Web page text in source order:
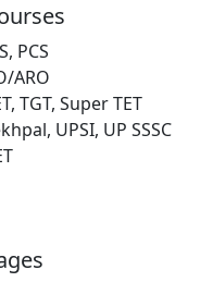
PCS
ARO
TGT, Super TET
UPSI, UP SSSC